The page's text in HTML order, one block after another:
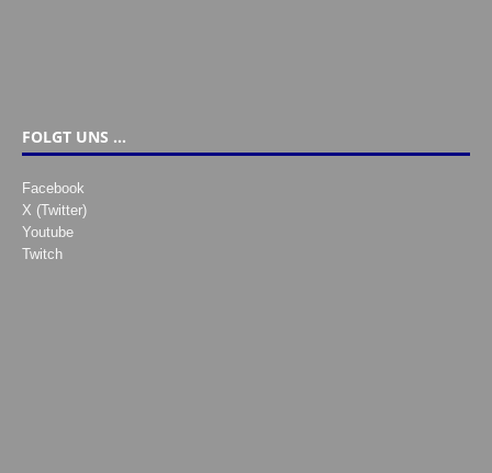
FOLGT UNS …
Facebook
X (Twitter)
Youtube
Twitch